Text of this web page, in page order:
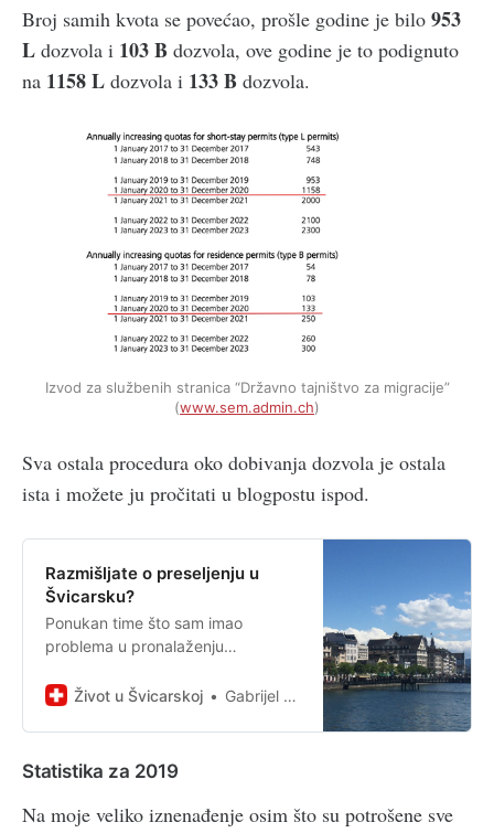
Broj samih kvota se povećao, prošle godine je bilo 953
L dozvola i 103 B dozvola, ove godine je to podignuto
na 1158 L dozvola i 133 B dozvola.
Izvod za službenih stranica “Državno tajništvo za migracije”
(www.sem.admin.ch)
Sva ostala procedura oko dobivanja dozvola je ostala
ista i možete ju pročitati u blogpostu ispod.
Razmišljate o preseljenju u
Švicarsku?
Ponukan time što sam imao
problema u pronalaženju
napisati na što sve trebate obratiti
Život u Švicarskoj Gabrijel Škoro
Statistika za 2019
Na moje veliko iznenađenje osim što su potrošene sve